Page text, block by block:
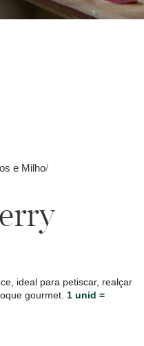
e Milho
ideal para petiscar, realçar
gourmet. 1 unid =